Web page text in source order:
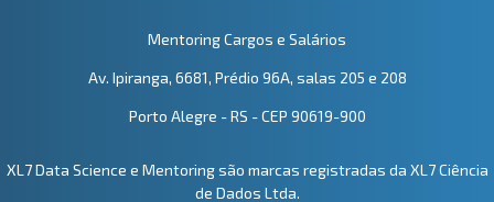
Mentoring Cargos e Salários
Av. Ipiranga, 6681, Prédio 96A, salas 205 e 208
Porto Alegre - RS - CEP 90619-900
XL7 Data Science e Mentoring são marcas registradas da XL7 Ciência
de Dados Ltda.